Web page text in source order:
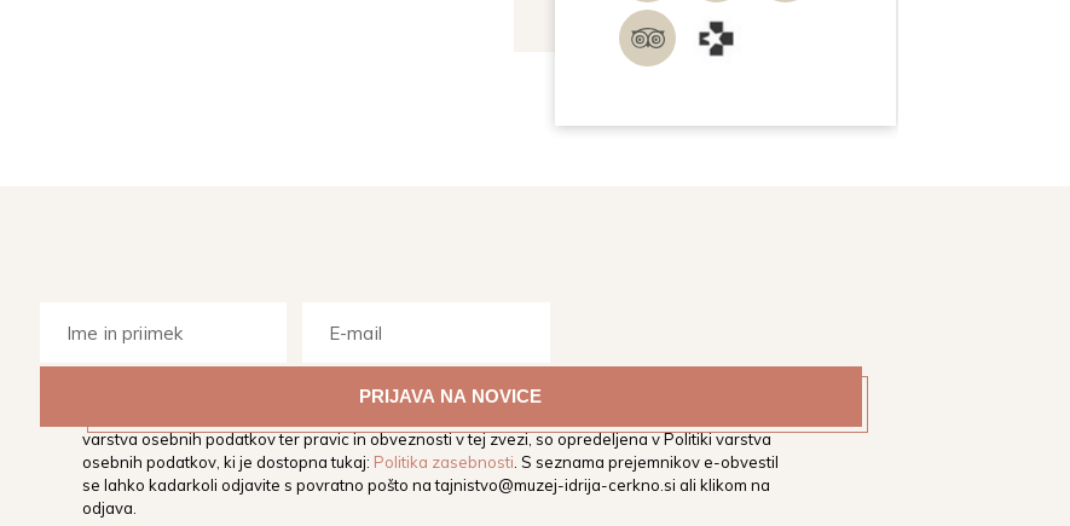
Z vpisom svojega elektronskega naslova soglašate, da vas Mestni muzej Idrija na vaš
varstva osebnih podatkov ter pravic in obveznosti v tej zvezi, so opredeljena v Politiki varstva
osebnih podatkov, ki je dostopna tukaj: Politika zasebnosti . S seznama prejemnikov e-obvestil
se lahko kadarkoli odjavite s povratno pošto natajnistvo@muzej-idrija-cerkno.si ali klikom na
odjava.